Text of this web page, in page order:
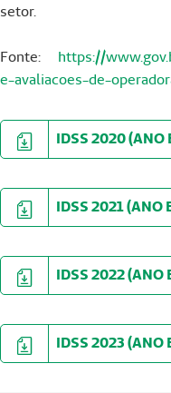
setor.
Fonte: https://
e-avaliacoes-de-
IDSS 2020 (ANO
IDSS 2021 (ANO
IDSS 2022 (ANO
IDSS 2023 (ANO